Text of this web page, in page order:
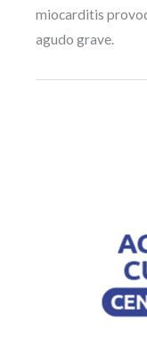
miocarditis
agudo grave.